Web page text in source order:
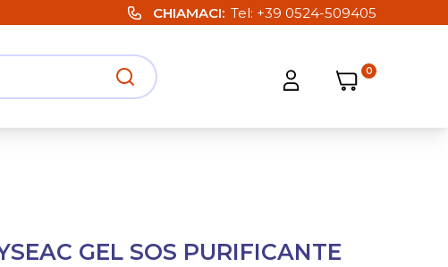
CHIAMACI Tel: +39 0524-509405
Apri ricerca Apri strumenti utente
Carrello
Carrello
0
GEL SOS PURIFICANTE